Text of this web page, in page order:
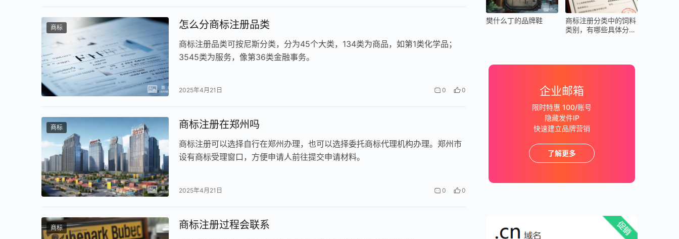
商标 怎么分商标注册品类
商标注册品类可按尼斯分类，分为45个大类，134类为商品，如第1类化学品；
3545类为服务，像第36类金融事务。
2025年4月21日 0 0
商标 商标注册在郑州吗
商标注册可以选择自行在郑州办理，也可以选择委托商标代理机构办理。郑州市
设有商标受理窗口，方便申请人前往提交申请材料。
2025年4月21日 0 0
商标 商标注册过程会联系
樊什么丁的品牌鞋
商标注册分类中的饲料
类别，有哪些具体分类
企业邮箱
限时特惠 100/账号
隐藏发件IP
快速建立品牌营销
了解更多